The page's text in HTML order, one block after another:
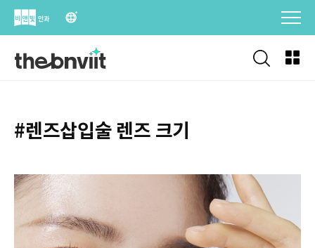
Skip
#렌즈삽입술 렌즈 크기